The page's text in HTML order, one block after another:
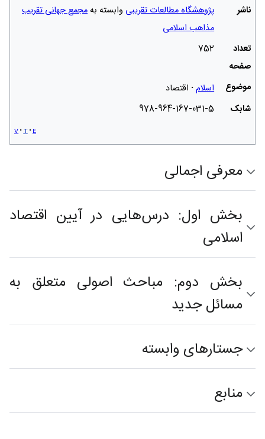
ناشر
پژوهشگاه مطالعات تقریبی وابسته بهمجمع جهانی تقریب
مذاهب اسلامی
تعداد
صفحه
752
موضوع اسلام اقتصاد
شابک
978-964-167-031-5
v t e
معرفی اجمالی
بخش اول: درس‌هایی در آیین اقتصاد
اسلامی
بخش دوم: مباحث اصولی متعلق به
مسائل جدید
جستارهای وابسته
منابع